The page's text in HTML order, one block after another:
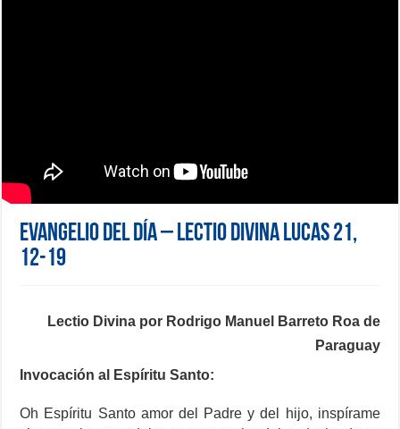
Evangelio del día – Lectio Divina Lucas 21,
12-19
Lectio Divina por Rodrigo Manuel Barreto Roa de
Paraguay
Invocación al Espíritu Santo:
Oh Espíritu Santo amor del Padre y del hijo, inspírame